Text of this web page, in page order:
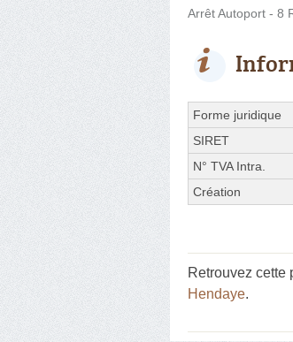
Arrêt Autoport - 8
Forme juridique
SIRET
N° TVA Intra.
Création
Retrouvez cette
Hendaye.